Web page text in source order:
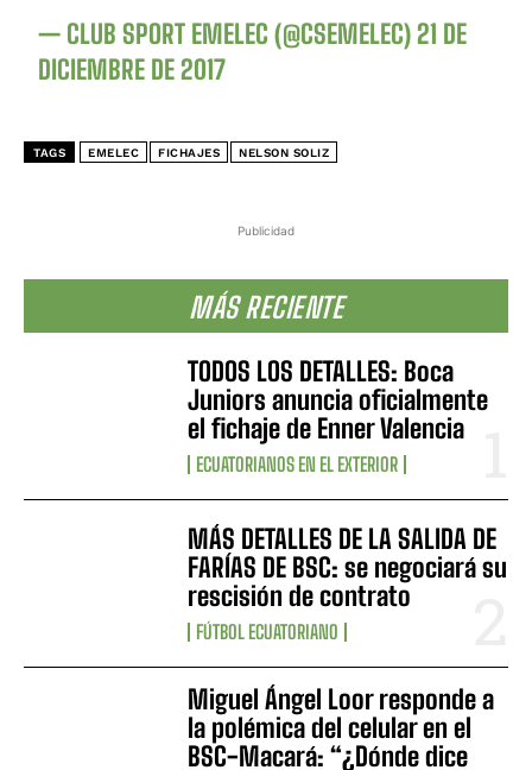
Publicidad
MÁS RECIENTE
TODOS LOS DETALLES: Boca
Juniors anuncia oficialmente
el fichaje de Enner Valencia
ECUATORIANOS EN EL EXTERIOR
MÁS DETALLES DE LA SALIDA DE
FARÍAS DE BSC: se negociará su
rescisión de contrato
FÚTBOL ECUATORIANO
Miguel Ángel Loor responde a
la polémica del celular en el
BSC-Macará: “¿Dónde dice
— CLUB SPORT EMELEC (@CSEMELEC)21 DE
DICIEMBRE DE 2017
TAGS EMELEC FICHAJES NELSON SOLIZ